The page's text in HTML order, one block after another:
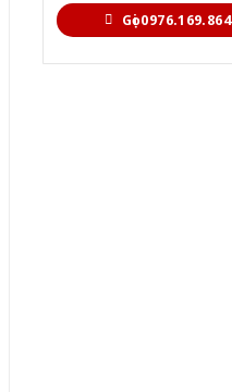
Gọi 0976.169.864